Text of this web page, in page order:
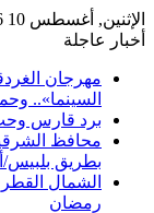
الإثنين, أغسطس 10 2026
أخبار عاجلة
مهرجان
السينما»..
برد قارس وحب
محافظ
بطريق بلبيس/
الشمال
رمضان